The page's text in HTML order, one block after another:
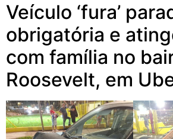
Veículo ‘fura’
obrigatória e
com família no
Roosevelt, em